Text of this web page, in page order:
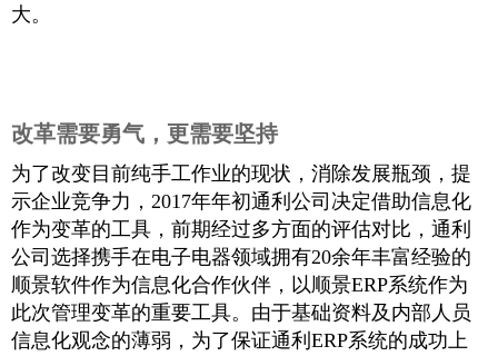
大。
改革需要勇气，更需要坚持
为了改变目前纯手工作业的现状，消除发展瓶颈，提
示企业竞争力，2017年年初通利公司决定借助信息化
作为变革的工具，前期经过多方面的评估对比，通利
公司选择携手在电子电器领域拥有20余年丰富经验的
顺景软件作为信息化合作伙伴，以顺景ERP系统作为
此次管理变革的重要工具。由于基础资料及内部人员
信息化观念的薄弱，为了保证通利ERP系统的成功上